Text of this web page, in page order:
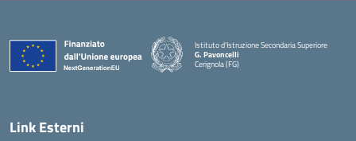
Istituto d'Istruzione Secondaria Superiore
G. Pavoncelli
Cerignola (FG)
— Visita la pagina iniziale della scuola
Link Esterni